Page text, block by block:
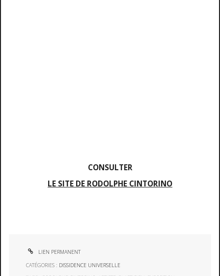
CONSULTER
LE SITE DE RODOLPHE CINTORINO
LIEN PERMANENT
CATÉGORIES : DISSIDENCE UNIVERSELLE